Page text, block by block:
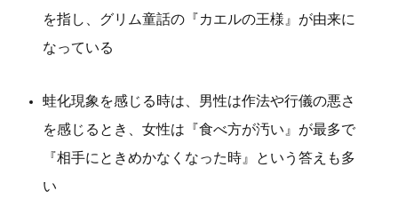
を指し、グリム童話の『カエルの王様』が由来に
なっている
蛙化現象を感じる時は、男性は作法や行儀の悪さ
を感じるとき、女性は『食べ方が汚い』が最多で
『相手にときめかなくなった時』という答えも多
い